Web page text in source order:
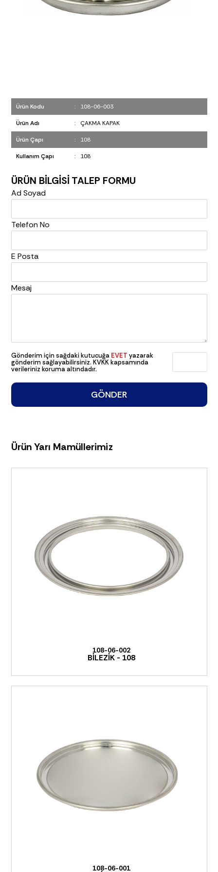
Ürün Kodu : 108-06-003
Ürün Adı : ÇAKMA KAPAK
Ürün Çapı : 108
Kullanım Çapı : 108
ÜRÜN BİLGİSİ TALEP FORMU
Ad Soyad
Telefon No
E Posta
Mesaj
Gönderim için sağdaki kutucuğa EVET yazarak
gönderim sağlayabilirsiniz. KVKK kapsamında
verileriniz koruma altındadır.
Ürün Yarı Mamüllerimiz
108-06-002
BİLEZİK - 108
108-06-001